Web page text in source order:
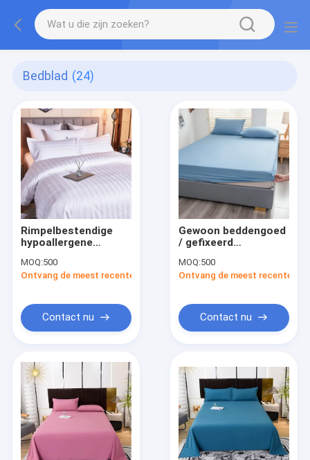
Bedblad (24)
Rimpelbestendige
hypoallergene
beddengoed Set Wit
Blauwe katoenen
Custom kleuren
MOQ:500
Ontvang de meest recente Prijs
Contact nu
Gewoon beddengoed
/ gefixeerd
hypoallergeen 400
draad getal voor alle
MOQ:500
Ontvang de meest recente
Contact nu